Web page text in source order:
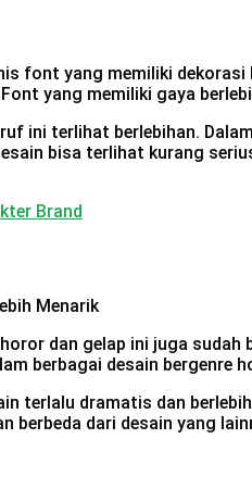
font yang memiliki
yang memiliki gaya
ini terlihat berlebihan.
bisa terlihat kurang
Brand
dan gelap ini juga
berbagai desain bergenre
terlalu dramatis dan
berbeda dari desain yang